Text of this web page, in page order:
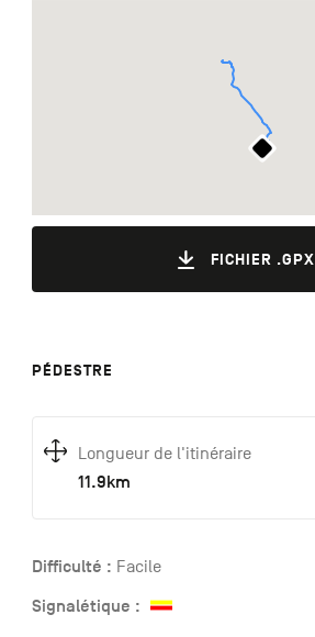
FICHIER .GPX
PÉDESTRE
Longueur de l'itinéraire
11.9km
Difficulté : Facile
Signalétique :